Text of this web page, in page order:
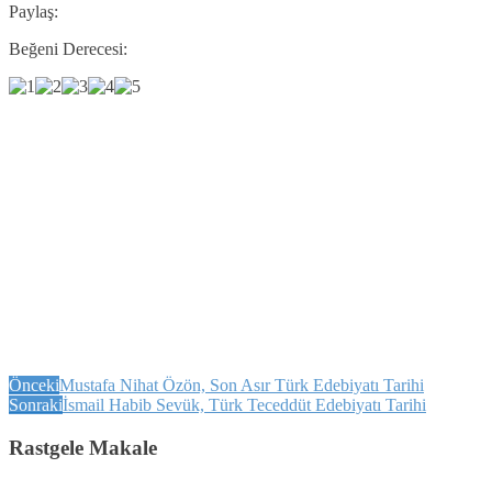
Paylaş:
Beğeni Derecesi:
ÖncekiMustafa Nihat Özön, Son Asır Türk Edebiyatı Tarihi
Sonrakiİsmail Habib Sevük, Türk Teceddüt Edebiyatı Tarihi
Rastgele Makale